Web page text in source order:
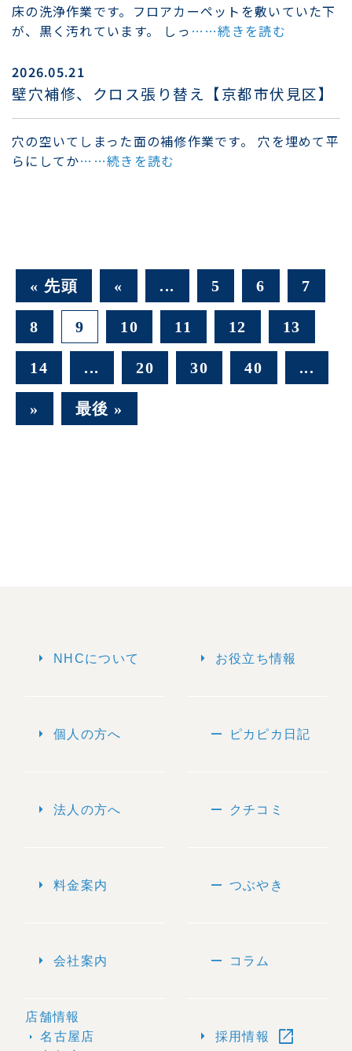
床の洗浄作業です。フロアカーペットを敷いていた下
が、黒く汚れています。 しっ ……続きを読む
2026.05.21
壁穴補修、クロス張り替え【京都市伏見区】
穴の空いてしまった面の補修作業です。 穴を埋めて平
らにしてか……続きを読む
« 先頭 « ... 5 6 7
8 9 10 11 12 13
14 ... 20 30 40 ...
» 最後 »
arrow_right NHCについて
arrow_right 個人の方へ
arrow_right 法人の方へ
arrow_right 料金案内
arrow_right 会社案内
店舗情報
arrow_right 名古屋店
arrow_right お役立ち情報
remove ピカピカ日記
remove クチコミ
remove つぶやき
remove コラム
arrow_right 採用情報 open_in_new